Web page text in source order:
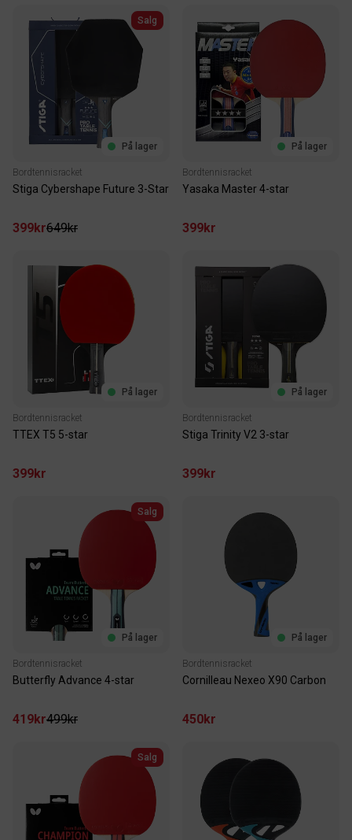
Salg
På lager
Bordtennisracket
Stiga Cybershape Future 3-Star
399kr649kr
På lager
Bordtennisracket
Yasaka Master 4-star
399kr
På lager
Bordtennisracket
TTEX T5 5-star
399kr
På lager
Bordtennisracket
Stiga Trinity V2 3-star
399kr
Salg
På lager
Bordtennisracket
Butterfly Advance 4-star
419kr499kr
På lager
Bordtennisracket
Cornilleau Nexeo X90 Carbon
450kr
Salg